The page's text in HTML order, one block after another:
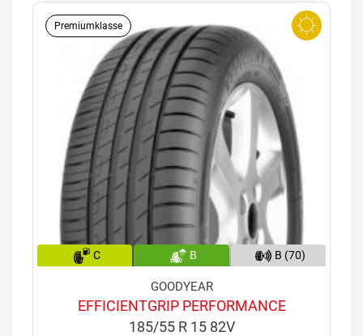
Premiumklasse
C B B (70)
GOODYEAR
EFFICIENTGRIP PERFORMANCE
185/55 R 15 82V